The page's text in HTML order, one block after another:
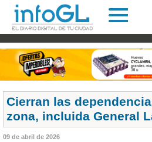
Cierran las
zona, incluida General
09 de abril de 2026